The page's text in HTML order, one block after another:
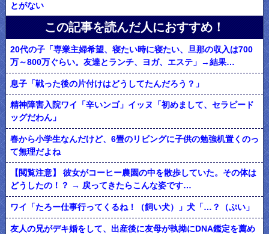
とがない
この記事を読んだ人におすすめ！
20代の子「専業主婦希望、寝たい時に寝たい、旦那の収入は700
万～800万ぐらい。友達とランチ、ヨガ、エステ」→結果…
息子「戦った後の片付けはどうしてたんだろう？」
精神障害入院ワイ「辛いンゴ」イッヌ「初めまして、セラピード
ッグだわん」
春から小学生なんだけど、6畳のリビングに子供の勉強机置くのっ
て無理だよね
【閲覧注意】 彼女がコーヒー農園の中を散歩していた。その体は
どうしたの！？ → 戻ってきたらこんな姿です…
ワイ「たろー仕事行ってくるね！（飼い犬）」犬「…？（ぷい」
友人の兄がデキ婚をして、出産後に友母が執拗にDNA鑑定を薦め